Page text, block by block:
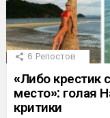
6 Репостов
«Либо крестик
место»: голая
критики